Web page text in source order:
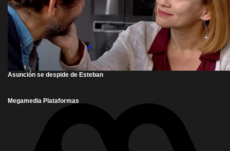
Asunción se despide de Esteban
Megamedia Plataformas